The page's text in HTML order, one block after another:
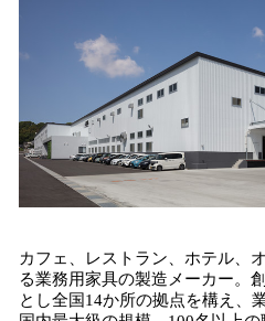
カフェ、レストラン、ホテル、
る業務用家具の製造メーカー。
とし全国14か所の拠点を構え、